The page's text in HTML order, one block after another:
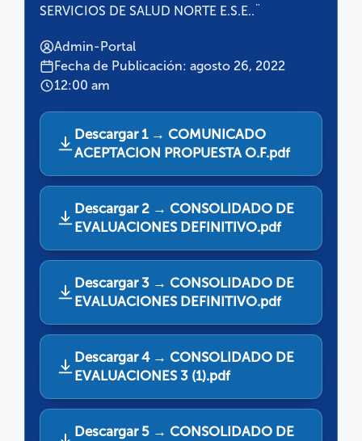
SERVICIOS DE SALUD NORTE E.S.E..¨
Admin-Portal
Fecha de Publicación: agosto 26, 2022
12:00 am
Descargar 1 → COMUNICADO
ACEPTACION PROPUESTA O.F.pdf
Descargar 2 → CONSOLIDADO DE
EVALUACIONES DEFINITIVO.pdf
Descargar 3 → CONSOLIDADO DE
EVALUACIONES DEFINITIVO.pdf
Descargar 4 → CONSOLIDADO DE
EVALUACIONES 3 (1).pdf
Descargar 5 → CONSOLIDADO DE